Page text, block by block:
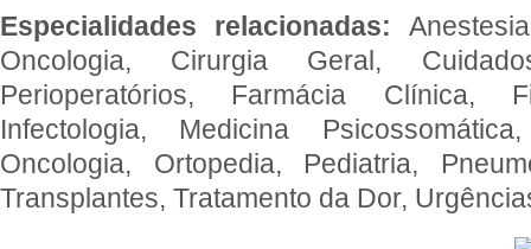
Especialidades relacionadas:
Oncologia, Cirurgia Geral,
Perioperatórios, Farmácia Clínica,
Infectologia, Medicina
Oncologia, Ortopedia, Pediatria,
Transplantes, Tratamento da Dor,